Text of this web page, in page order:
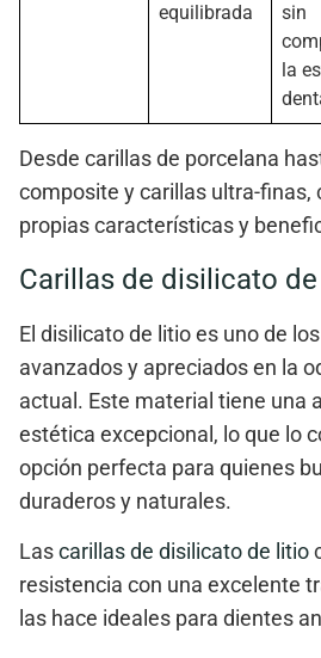
equilibrada
sin
la
Desde carillas de porcelana
composite ycarillas ultra‑finas,
propias características y
Carillas de disilicato
El disilicato de litioes uno de
avanzados y apreciados en la
actual. Este material tiene una
estética excepcional, lo que lo
opción perfecta para quienes
duraderos y naturales.
Lascarillas de disilicato de litio
resistencia con una excelente
las hace ideales para dientes